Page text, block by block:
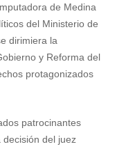
de Medina
del Ministerio de
dirimiera la
y Reforma del
protagonizados
patrocinantes
del juez